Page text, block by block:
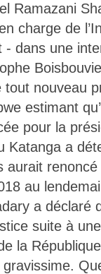
Ramazani
charge de
dans une
nouveau
estimant
pour la
Katanga a
renoncé
au
a déclaré
suite à
la
gravissime.